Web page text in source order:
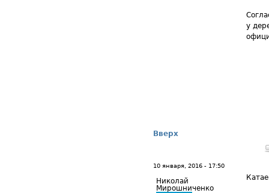
у
Вверх
10 января, 2016 - 17:50
Николай
Мирошниченко